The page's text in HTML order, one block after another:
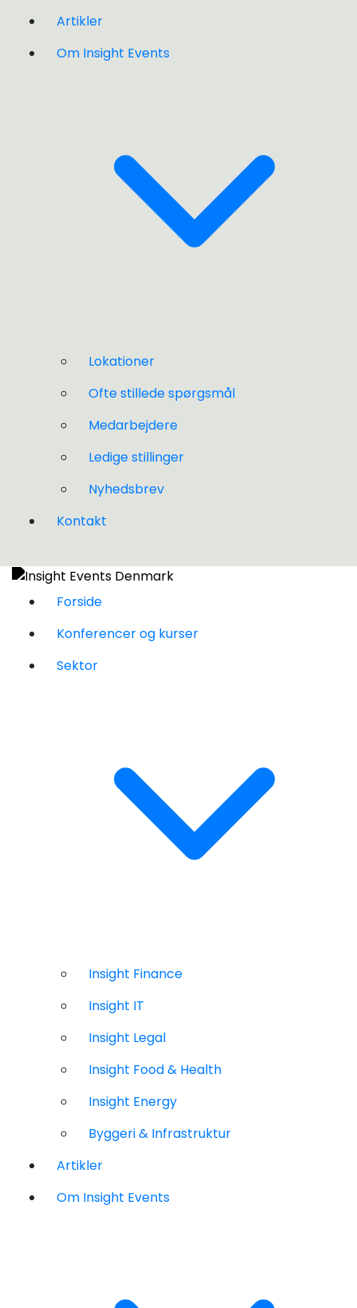
Artikler
Om Insight Events
Lokationer
Ofte stillede spørgsmål
Medarbejdere
Ledige stillinger
Nyhedsbrev
Kontakt
Forside
Konferencer og kurser
Sektor
Insight Finance
Insight IT
Insight Legal
Insight Food & Health
Insight Energy
Byggeri & Infrastruktur
Artikler
Om Insight Events